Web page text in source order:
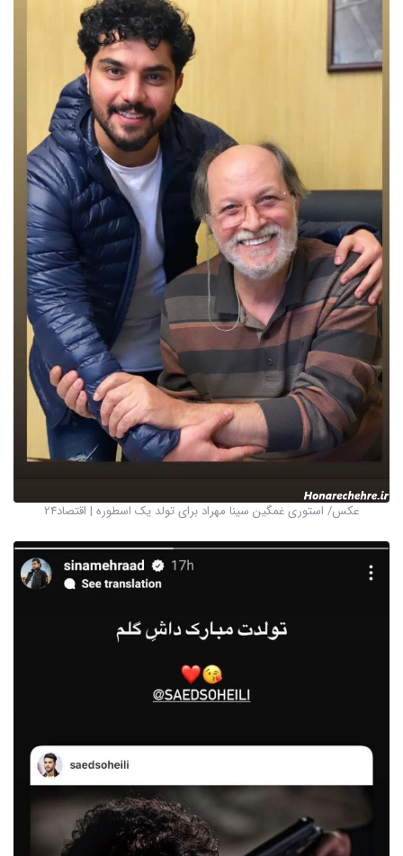
عکس/ استوری غمگین سینا مهراد برای تولد یک اسطوره | اقتصاد24